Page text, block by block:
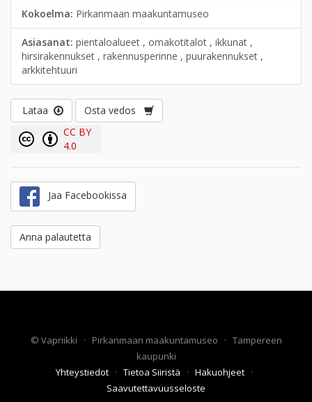
Kokoelma: Pirkanmaan maakuntamuseo
Asiasanat: pientaloalueet , omakotitalot , ikkunat ,
hirsirakennukset , rakennusperinne , puurakennukset ,
arkkitehtuuri
Lataa
Osta vedos
CC BY
4.0
Jaa Facebookissa
Anna palautetta
© Vapriikki · Pirkanmaan maakuntamuseo · Tampereen
kaupunki
Yhteystiedot · Tietoa Siiristä · Hakuohjeet ·
Saavutettavuusseloste